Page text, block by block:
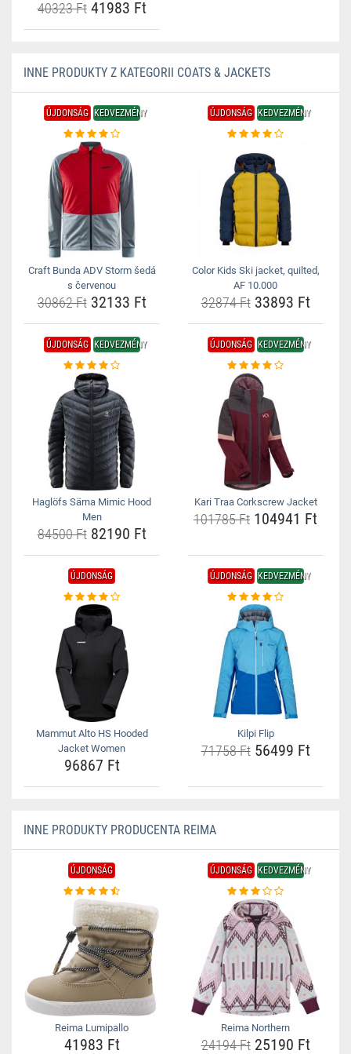
40323 Ft41983 Ft
INNE PRODUKTY Z KATEGORII COATS & JACKETS
ÚJDONSÁG KEDVEZMÉNY
Craft Bunda ADV Storm šedá
s červenou
30862 Ft32133 Ft
ÚJDONSÁG KEDVEZMÉNY
Color Kids Ski jacket, quilted,
AF 10.000
32874 Ft33893 Ft
ÚJDONSÁG KEDVEZMÉNY
Haglöfs Särna Mimic Hood
Men
84500 Ft82190 Ft
ÚJDONSÁG KEDVEZMÉNY
Kari Traa Corkscrew Jacket
101785 Ft 104941 Ft
ÚJDONSÁG
Mammut Alto HS Hooded
Jacket Women
96867 Ft
ÚJDONSÁG KEDVEZMÉNY
Kilpi Flip
71758 Ft56499 Ft
INNE PRODUKTY PRODUCENTA REIMA
ÚJDONSÁG
Reima Lumipallo
41983 Ft
ÚJDONSÁG KEDVEZMÉNY
Reima Northern
24194 Ft25190 Ft